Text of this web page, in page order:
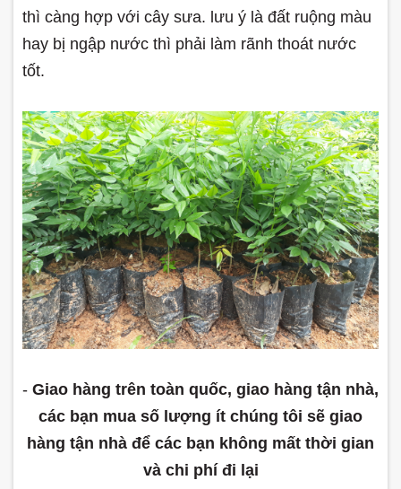
thì càng hợp với cây sưa. lưu ý là đất ruộng màu
hay bị ngập nước thì phải làm rãnh thoát nước
tốt.
- Giao hàng trên toàn quốc, giao hàng tận nhà,
các bạn mua số lượng ít chúng tôi sẽ giao
hàng tận nhà để các bạn không mất thời gian
và chi phí đi lại